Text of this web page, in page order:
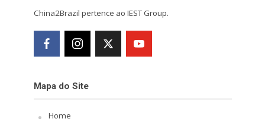
China2Brazil pertence ao IEST Group.
Mapa do Site
Home